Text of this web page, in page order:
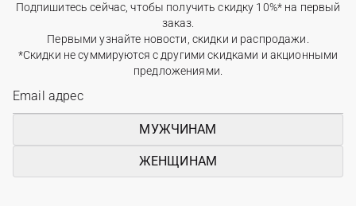
Подпишитесь сейчас, чтобы получить скидку 10%* на первый
заказ.
Первыми узнайте новости, скидки и распродажи.
*Скидки не суммируются с другими скидками и акционными
предложениями.
МУЖЧИНАМ
ЖЕНЩИНАМ